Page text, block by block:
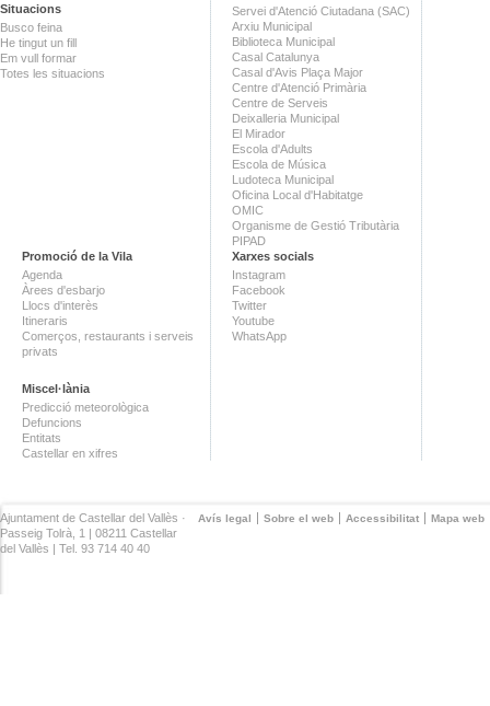
Situacions
Busco feina
He tingut un fill
Em vull formar
Totes les situacions
Servei d'Atenció Ciutadana (SAC)
Arxiu Municipal
Biblioteca Municipal
Casal Catalunya
Casal d'Avis Plaça Major
Centre d'Atenció Primària
Centre de Serveis
Deixalleria Municipal
El Mirador
Escola d'Adults
Escola de Música
Ludoteca Municipal
Oficina Local d'Habitatge
OMIC
Organisme de Gestió Tributària
PIPAD
Promoció de la Vila
Agenda
Àrees d'esbarjo
Llocs d'interès
Itineraris
Comerços, restaurants i serveis
privats
Miscel·lània
Predicció meteorològica
Defuncions
Entitats
Castellar en xifres
Xarxes socials
Instagram
Facebook
Twitter
Youtube
WhatsApp
Avís legal Sobre el web Accessibilitat Mapa web
Ajuntament de Castellar del Vallès ·
Passeig Tolrà, 1 | 08211 Castellar
del Vallès | Tel. 93 714 40 40